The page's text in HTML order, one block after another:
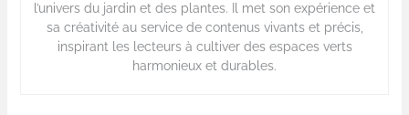
l’univers du jardin et des plantes. Il met son expérience et
sa créativité au service de contenus vivants et précis,
inspirant les lecteurs à cultiver des espaces verts
harmonieux et durables.